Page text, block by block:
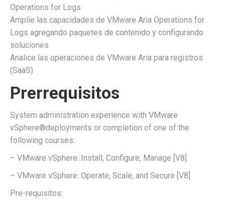
Operations for Logs
Amplíe las capacidades de VMware Aria Operations for
Logs agregando paquetes de contenido y configurando
soluciones
Analice las operaciones de VMware Aria para registros
(SaaS)
Prerrequisitos
System administration experience with VMware
vSphere®deployments or completion of one of the
following courses:
– VMware vSphere: Install, Configure, Manage [V8]
– VMware vSphere: Operate, Scale, and Secure [V8]
Pre-requisitos: